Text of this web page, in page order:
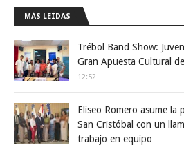
MÁS LEÍDAS
Trébol Band Show:
Gran Apuesta Cultural
12:52
Eliseo Romero asume la
San Cristóbal con un
trabajo en equipo